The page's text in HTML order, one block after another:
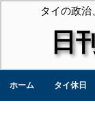
タイの政
日
ホーム タイ休日